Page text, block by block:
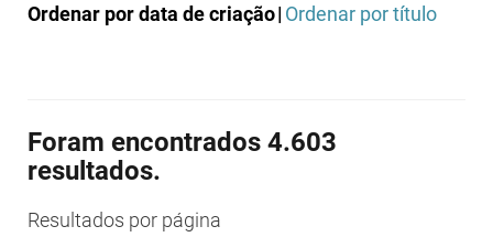
Boas práticas de distribuição
Boas práticas de investigação
Boas práticas de laboratório
Boas práticas regulamentares
Ordenar por data de criação| Ordenar por título
Foram encontrados 4.603
resultados.
Resultados por página